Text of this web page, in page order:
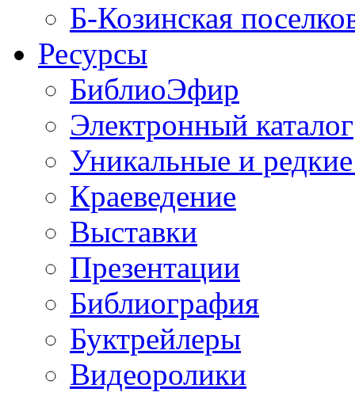
Б-Козинская
Ресурсы
БиблиоЭфир
Электронный каталог
Уникальные и
Краеведение
Выставки
Презентации
Библиография
Буктрейлеры
Видеоролики